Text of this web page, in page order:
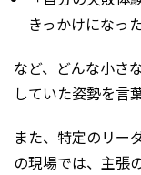
きっかけになった
など、どんな小さ
していた姿勢を言
また、特定のリー
の現場では、主張